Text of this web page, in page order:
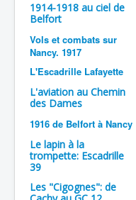
Les As
Cahiers des As
1914-1918 au ciel de
Belfort
Vols et combats sur
Nancy. 1917
L'Escadrille Lafayette
L'aviation au Chemin
des Dames
1916 de Belfort à Nancy
Le lapin à la
trompette: Escadrille
39
Les "Cigognes": de